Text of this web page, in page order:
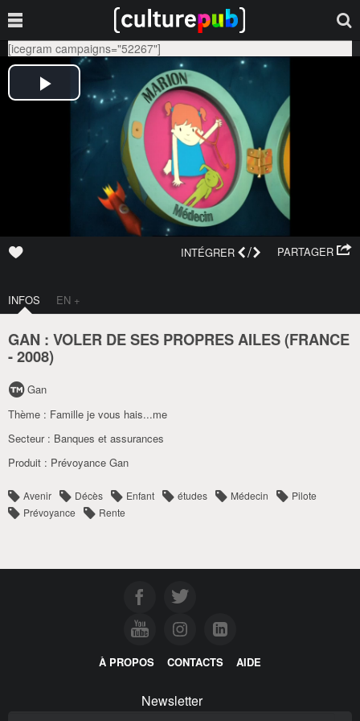
[icegram campaigns="52267"]
PARTAGER
INTÉGRER /
INFOS EN +
GAN : VOLER DE SES PROPRES AILES (FRANCE
-2008)
Gan
Thème : Famille je vous hais...me
Secteur : Banques et assurances
Produit : Prévoyance Gan
Avenir Décès Enfant études Médecin
Pilote
Prévoyance
Rente
À PROPOS CONTACTS AIDE
Newsletter